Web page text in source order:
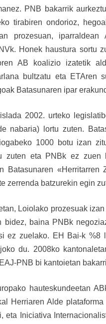
PNB bakarrik
tirabiren ondorioz,
prozesuan,
Honek haustura sortu
AB koalizio izatetik
bultzatu eta ETAren
Batasunaren ipar
2002. urteko
nabaria) lortu zuten.
1000 botu izan
zuten eta PNBk ez zuen
Batasunaren
zerrenda batzurekin egin
Loiolako prozesuak
bidez, baina PNBk
ez zuelako. EH Bai-k
du. 2008ko
PNB bi kantoietan
hauteskundeetan
Herriaren Alde
eta Iniciativa